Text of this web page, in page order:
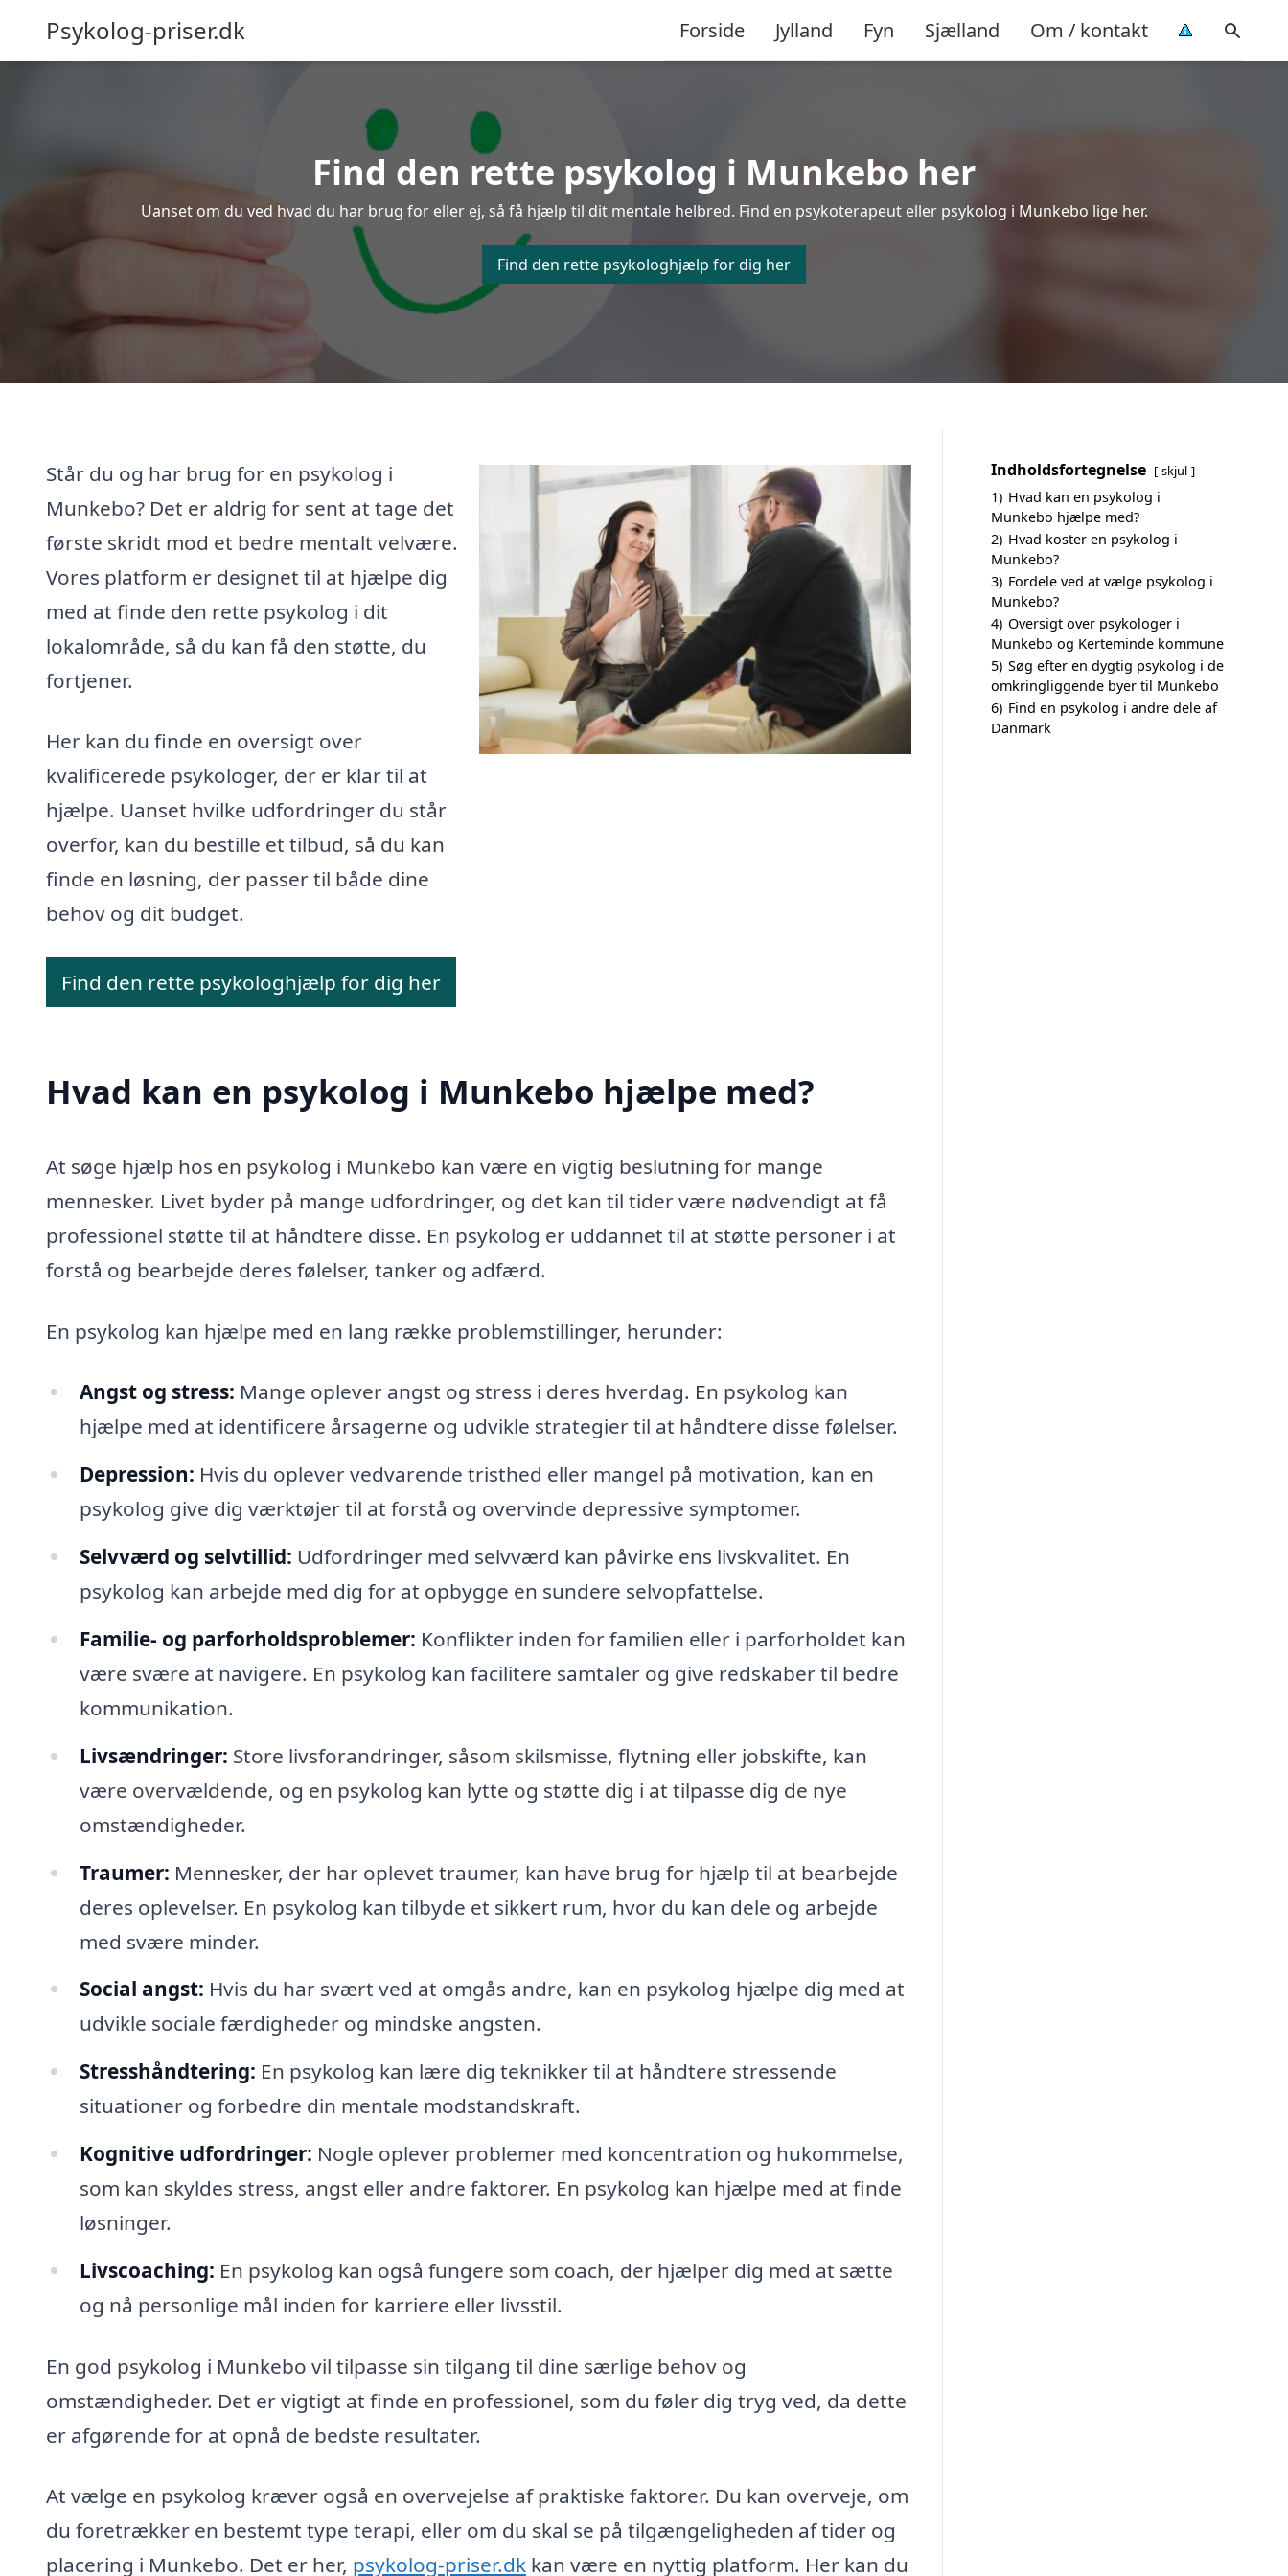
Psykolog-priser.dk Forside Jylland Fyn Sjælland Om / kontakt
Find den rette psykolog i Munkebo her
Uanset om du ved hvad du har brug for eller ej, så få hjælp til dit mentale helbred. Find en psykoterapeut eller psykolog i Munkebo lige her.
Find den rette psykologhjælp for dig her
Står du og har brug for en psykolog i
Munkebo? Det er aldrig for sent at tage det
første skridt mod et bedre mentalt velvære.
Vores platform er designet til at hjælpe dig
med at finde den rette psykolog i dit
lokalområde, så du kan få den støtte, du
fortjener.
Her kan du finde en oversigt over
kvalificerede psykologer, der er klar til at
hjælpe. Uanset hvilke udfordringer du står
overfor, kan du bestille et tilbud, så du kan
finde en løsning, der passer til både dine
behov og dit budget.
Find den rette psykologhjælp for dig her
Hvad kan en psykolog i Munkebo hjælpe med?
At søge hjælp hos en psykolog i Munkebo kan være en vigtig beslutning for mange
mennesker. Livet byder på mange udfordringer, og det kan til tider være nødvendigt at få
professionel støtte til at håndtere disse. En psykolog er uddannet til at støtte personer i at
forstå og bearbejde deres følelser, tanker og adfærd.
En psykolog kan hjælpe med en lang række problemstillinger, herunder:
Angst og stress: Mange oplever angst og stress i deres hverdag. En psykolog kan
hjælpe med at identificere årsagerne og udvikle strategier til at håndtere disse følelser.
Depression: Hvis du oplever vedvarende tristhed eller mangel på motivation, kan en
psykolog give dig værktøjer til at forstå og overvinde depressive symptomer.
Selvværd og selvtillid: Udfordringer med selvværd kan påvirke ens livskvalitet. En
psykolog kan arbejde med dig for at opbygge en sundere selvopfattelse.
Familie- og parforholdsproblemer: Konflikter inden for familien eller i parforholdet kan
være svære at navigere. En psykolog kan facilitere samtaler og give redskaber til bedre
kommunikation.
Livsændringer: Store livsforandringer, såsom skilsmisse, flytning eller jobskifte, kan
være overvældende, og en psykolog kan lytte og støtte dig i at tilpasse dig de nye
omstændigheder.
Traumer: Mennesker, der har oplevet traumer, kan have brug for hjælp til at bearbejde
deres oplevelser. En psykolog kan tilbyde et sikkert rum, hvor du kan dele og arbejde
med svære minder.
Social angst: Hvis du har svært ved at omgås andre, kan en psykolog hjælpe dig med at
udvikle sociale færdigheder og mindske angsten.
Stresshåndtering: En psykolog kan lære dig teknikker til at håndtere stressende
situationer og forbedre din mentale modstandskraft.
Kognitive udfordringer: Nogle oplever problemer med koncentration og hukommelse,
som kan skyldes stress, angst eller andre faktorer. En psykolog kan hjælpe med at finde
løsninger.
Livscoaching: En psykolog kan også fungere som coach, der hjælper dig med at sætte
og nå personlige mål inden for karriere eller livsstil.
En god psykolog i Munkebo vil tilpasse sin tilgang til dine særlige behov og
omstændigheder. Det er vigtigt at finde en professionel, som du føler dig tryg ved, da dette
er afgørende for at opnå de bedste resultater.
At vælge en psykolog kræver også en overvejelse af praktiske faktorer. Du kan overveje, om
du foretrækker en bestemt type terapi, eller om du skal se på tilgængeligheden af tider og
placering i Munkebo. Det er her, psykolog-priser.dk kan være en nyttig platform. Her kan du
Indholdsfortegnelse skjul
1) Hvad kan en psykolog i
Munkebo hjælpe med?
2) Hvad koster en psykolog i
Munkebo?
3) Fordele ved at vælge psykolog i
Munkebo?
4) Oversigt over psykologer i
Munkebo og Kerteminde kommune
5) Søg efter en dygtig psykolog i de
omkringliggende byer til Munkebo
6) Find en psykolog i andre dele af
Danmark